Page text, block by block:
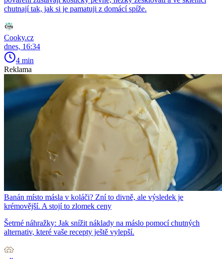
chutnají tak, jak si je pamatuji z domácí spíže.
Cooky.cz
dnes, 16:34
4 min
Reklama
Banán místo másla v koláči? Zní to divně, ale výsledek je
krémovější. A stojí to zlomek ceny
Šetrné náhražky: Jak snížit náklady na máslo pomocí chutných
alternativ, které vaše recepty ještě vylepší.